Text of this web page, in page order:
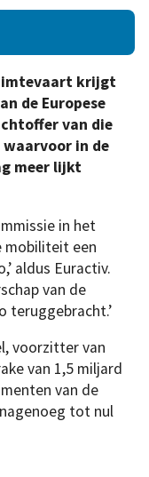
krijgt
de Europese
van die
in de
meer lijkt
in het
mobiliteit een
aldus Euractiv.
van de
teruggebracht.’
voorzitter van
van 1,5 miljard
van de
tot nul